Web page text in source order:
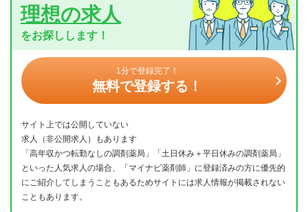
理想の求人
をお探しします！
1分で登録完了！
無料で登録する！
サイト上では公開していない
求人（非公開求人）もあります
「高年収かつ転勤なしの調剤薬局」「土日休み＋平日休みの調剤薬局」
といった人気求人の場合、「マイナビ薬剤師」に登録済みの方に優先的
にご紹介してしまうこともあるためサイトには求人情報が掲載されない
こともあります。